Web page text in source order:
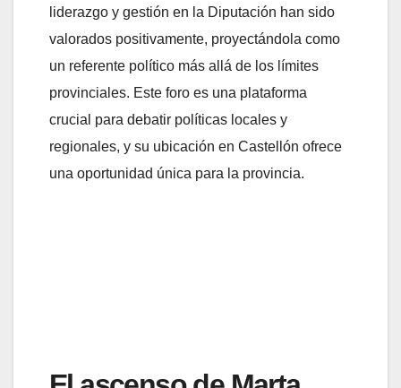
liderazgo y gestión en la Diputación han sido
valorados positivamente, proyectándola como
un referente político más allá de los límites
provinciales. Este foro es una plataforma
crucial para debatir políticas locales y
regionales, y su ubicación en Castellón ofrece
una oportunidad única para la provincia.